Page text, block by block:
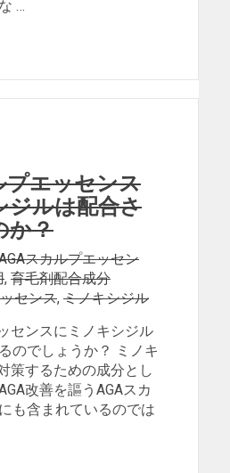
…
プエッセンス
ジルは配合さ
か？
スカルプエッセン
, 育毛剤配合成分
センス, ミノキシジル
センスにミノキシジル
のでしょうか？ ミノキ
策するための成分とし
改善を謳うAGAスカ
も含まれているのでは